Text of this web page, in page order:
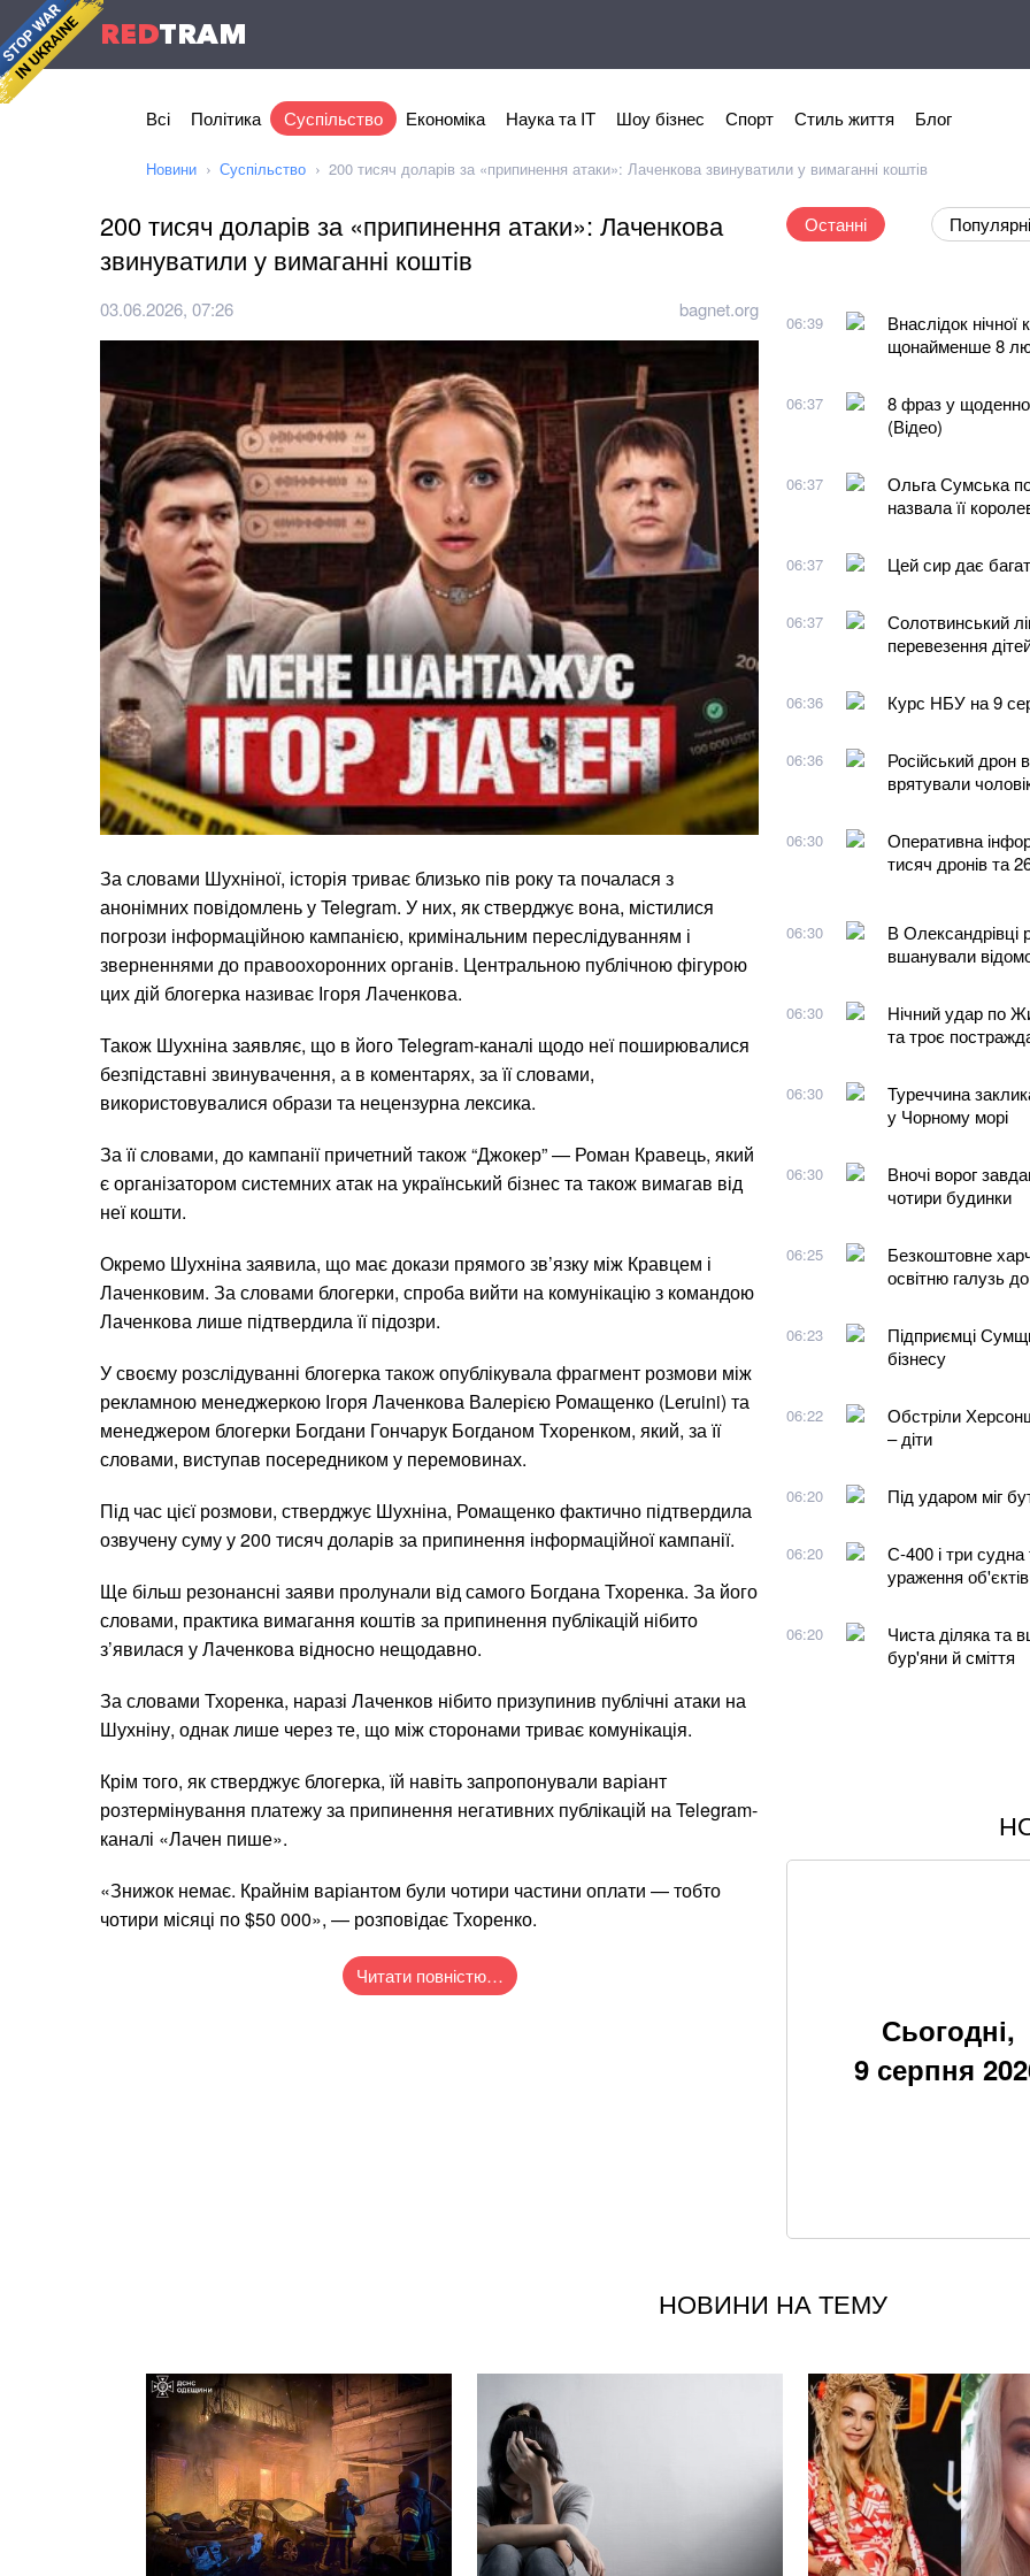
REDTRAM
Всі Політика Суспільство Економіка Наука та IT Шоу бізнес Спорт Стиль життя Блог
Новини Суспільство 200 тисяч доларів за «припинення атаки»: Лаченкова звинуватили у вимаганні коштів
200 тисяч доларів за «припинення атаки»: Лаченкова
звинуватили у вимаганні коштів
03.06.2026, 07:26 bagnet.org
За словами Шухніної, історія триває близько пів року та почалася з
анонімних повідомлень у Telegram. У них, як стверджує вона, містилися
погрози інформаційною кампанією, кримінальним переслідуванням і
зверненнями до правоохоронних органів. Центральною публічною фігурою
цих дій блогерка називає Ігоря Лаченкова.
Також Шухніна заявляє, що в його Telegram-каналі щодо неї поширювалися
безпідставні звинувачення, а в коментарях, за її словами,
використовувалися образи та нецензурна лексика.
За її словами, до кампанії причетний також “Джокер” — Роман Кравець, який
є організатором системних атак на український бізнес та також вимагав від
неї кошти.
Окремо Шухніна заявила, що має докази прямого зв’язку між Кравцем і
Лаченковим. За словами блогерки, спроба вийти на комунікацію з командою
Лаченкова лише підтвердила її підозри.
У своєму розслідуванні блогерка також опублікувала фрагмент розмови між
рекламною менеджеркою Ігоря Лаченкова Валерією Ромащенко (Leruini) та
менеджером блогерки Богдани Гончарук Богданом Тхоренком, який, за її
словами, виступав посередником у перемовинах.
Під час цієї розмови, стверджує Шухніна, Ромащенко фактично підтвердила
озвучену суму у 200 тисяч доларів за припинення інформаційної кампанії.
Ще більш резонансні заяви пролунали від самого Богдана Тхоренка. За його
словами, практика вимагання коштів за припинення публікацій нібито
з’явилася у Лаченкова відносно нещодавно.
За словами Тхоренка, наразі Лаченков нібито призупинив публічні атаки на
Шухніну, однак лише через те, що між сторонами триває комунікація.
Крім того, як стверджує блогерка, їй навіть запропонували варіант
розтермінування платежу за припинення негативних публікацій на Telegram-
каналі «Лачен пише».
«Знижок немає. Крайнім варіантом були чотири частини оплати — тобто
чотири місяці по $50 000», — розповідає Тхоренко.
Читати повністю…
Останні Популярні
06:39
Внаслідок
щонайменше 8
06:37
8 фраз у
(Відео)
06:37
Ольга Сумська
назвала її
06:37 Цей сир дає
06:37
Солотвинський
перевезення
06:36 Курс НБУ на 9
06:36
Російський дрон
врятували
06:30
Оперативна
тисяч дронів та
06:30
В Олександрівці
вшанували
06:30
Нічний удар по
та троє
06:30
Туреччина
у Чорному морі
06:30
Вночі ворог
чотири будинки
06:25
Безкоштовне
освітню галузь
06:23
Підприємці
бізнесу
06:22
Обстріли
– діти
06:20 Під ударом міг
06:20
С-400 і три
ураження об'єктів
06:20
Чиста діляка та
бур'яни й сміття
Хацкевич:
росія створює
Сильні морози
Другий тур без
Зеленський
Сьогодні,
9 серпня
НОВИНИ НА ТЕМУ